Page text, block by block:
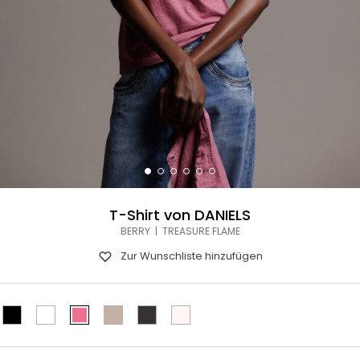
T-Shirt von DANIELS
BERRY | TREASURE FLAME
Zur Wunschliste hinzufügen